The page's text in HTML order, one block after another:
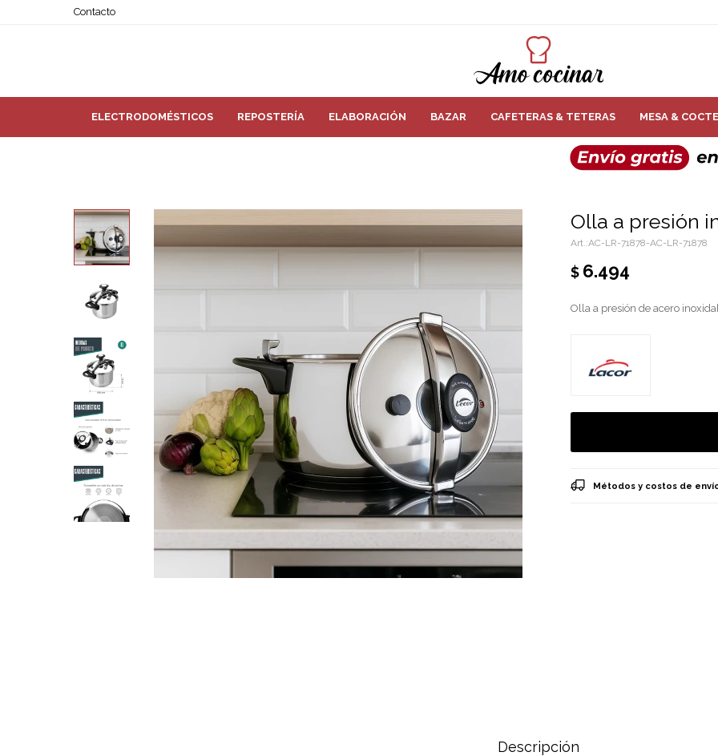
ELECTRODOMÉSTICOS REPOSTERÍA ELABORACIÓN BAZAR CAFETERAS & TETERAS MESA &
Contacto
Olla a presión
AC-LR-71878-AC-LR-71878
$ 6.494
Olla a presión de acero
Métodos y costos de
Descripción